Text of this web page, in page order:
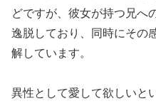
どですが、彼女が持つ兄へ
逸脱しており、同時にその
解しています。
異性として愛して欲しいと